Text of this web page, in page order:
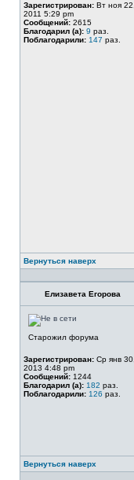
Зарегистрирован: Вт ноя 22,
2011 5:29 pm
Сообщений: 2615
Благодарил (а): 9 раз.
Поблагодарили: 147 раз.
Вернуться наверх
Елизавета Егорова
Старожил форума
Зарегистрирован: Ср янв 30,
2013 4:48 pm
Сообщений: 1244
Благодарил (а): 182 раз.
Поблагодарили: 126 раз.
Вернуться наверх